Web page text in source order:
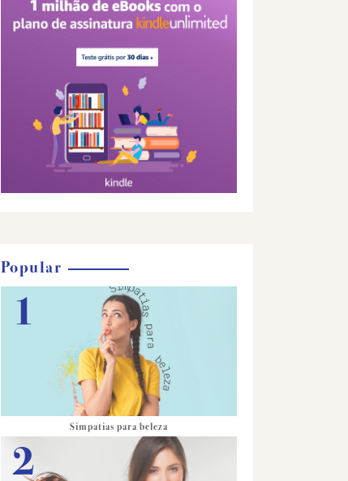
Popular
Simpatias para beleza